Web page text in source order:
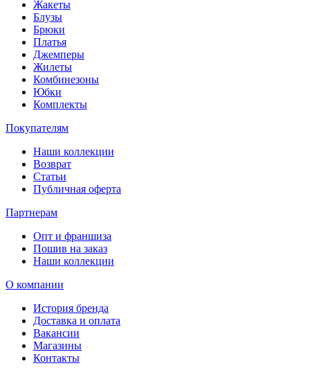
Жакеты
Блузы
Брюки
Платья
Джемперы
Жилеты
Комбинезоны
Юбки
Комплекты
Покупателям
Наши коллекции
Возврат
Статьи
Публичная оферта
Партнерам
Опт и франшиза
Пошив на заказ
Наши коллекции
О компании
История бренда
Доставка и оплата
Вакансии
Магазины
Контакты